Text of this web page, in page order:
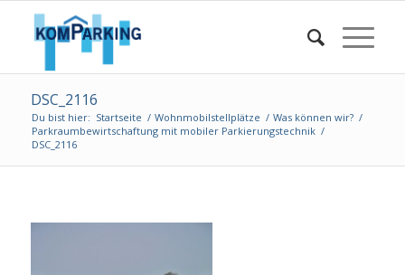
DSC_2116
Du bist hier: Startseite / Wohnmobilstellplätze / Was können wir? /
Parkraumbewirtschaftung mit mobiler Parkierungstechnik /
DSC_2116